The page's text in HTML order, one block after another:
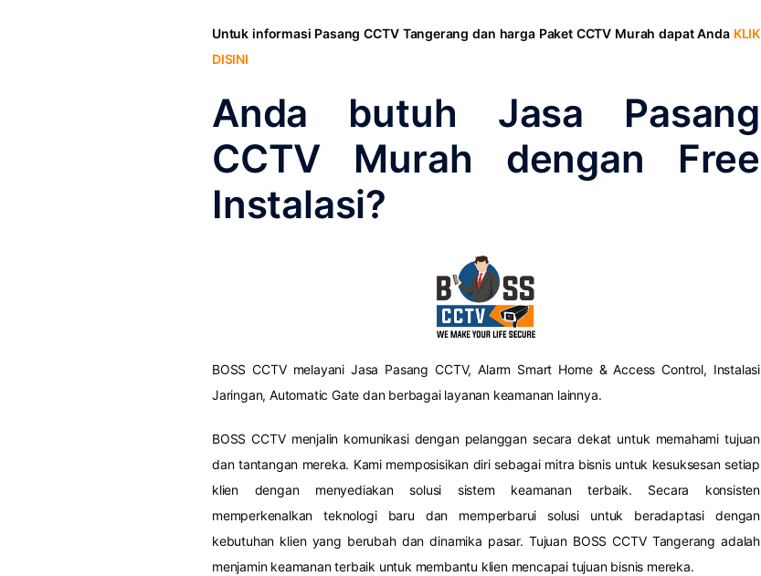
Untuk informasi Pasang CCTV Tangerang dan harga Paket CCTV Murah dapat Anda KLIK
DISINI
Anda butuh Jasa Pasang
CCTV Murah dengan Free
Instalasi?
BOSS CCTV melayani Jasa Pasang CCTV, Alarm Smart Home & Access Control, Instalasi
Jaringan, Automatic Gate dan berbagai layanan keamanan lainnya.
BOSS CCTV menjalin komunikasi dengan pelanggan secara dekat untuk memahami tujuan
dan tantangan mereka. Kami memposisikan diri sebagai mitra bisnis untuk kesuksesan setiap
klien dengan menyediakan solusi sistem keamanan terbaik. Secara konsisten
memperkenalkan teknologi baru dan memperbarui solusi untuk beradaptasi dengan
kebutuhan klien yang berubah dan dinamika pasar. Tujuan BOSS CCTV Tangerang adalah
menjamin keamanan terbaik untuk membantu klien mencapai tujuan bisnis mereka.